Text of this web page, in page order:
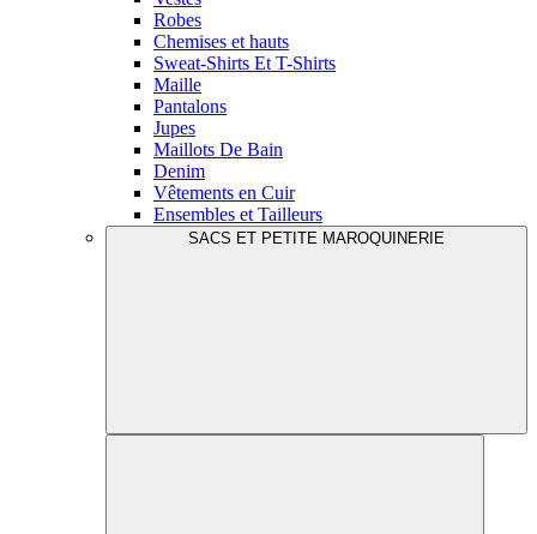
Robes
Chemises et hauts
Sweat-Shirts Et T-Shirts
Maille
Pantalons
Jupes
Maillots De Bain
Denim
Vêtements en Cuir
Ensembles et Tailleurs
SACS ET PETITE MAROQUINERIE